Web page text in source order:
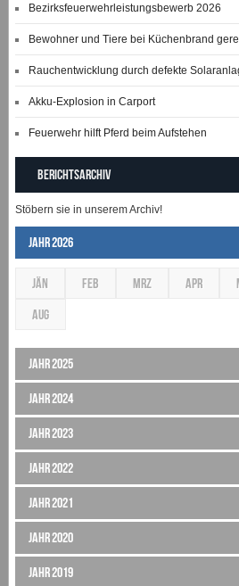
Bezirksfeuerwehrleistungsbewerb 2026
Bewohner und Tiere bei Küchenbrand
Rauchentwicklung durch defekte
Akku-Explosion in Carport
Feuerwehr hilft Pferd beim Aufstehen
Berichtsarchiv
Stöbern sie in unserem Archiv!
Jahr 2026
JÄN FEB MRZ APR
AUG
Jahr 2025
Jahr 2024
Jahr 2023
Jahr 2022
Jahr 2021
Jahr 2020
Jahr 2019